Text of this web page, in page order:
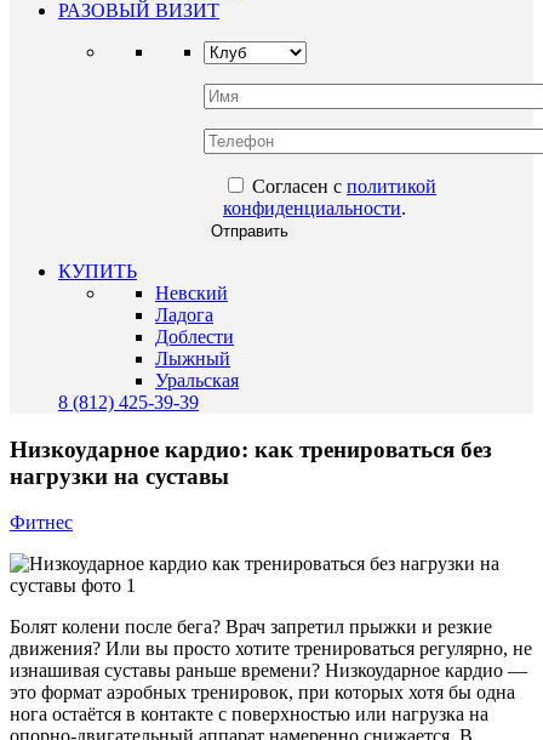
РАЗОВЫЙ ВИЗИТ
Согласен с политикой
конфиденциальности.
КУПИТЬ
Невский
Ладога
Доблести
Лыжный
Уральская
8 (812) 425-39-39
Низкоударное кардио: как тренироваться без
нагрузки на суставы
Фитнес
Болят колени после бега? Врач запретил прыжки и резкие
движения? Или вы просто хотите тренироваться регулярно, не
изнашивая суставы раньше времени? Низкоударное кардио —
это формат аэробных тренировок, при которых хотя бы одна
нога остаётся в контакте с поверхностью или нагрузка на